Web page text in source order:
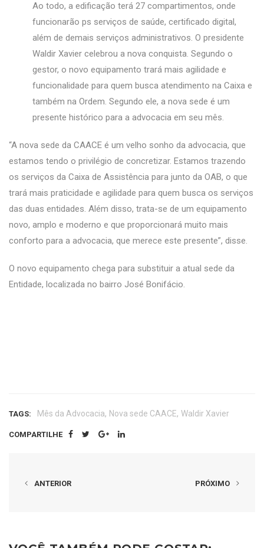
Ao todo, a edificação terá 27 compartimentos, onde
funcionarão ps serviços de saúde, certificado digital,
além de demais serviços administrativos. O presidente
Waldir Xavier celebrou a nova conquista. Segundo o
gestor, o novo equipamento trará mais agilidade e
funcionalidade para quem busca atendimento na Caixa e
também na Ordem. Segundo ele, a nova sede é um
presente histórico para a advocacia em seu mês.
“A nova sede da CAACE é um velho sonho da advocacia, que
estamos tendo o privilégio de concretizar. Estamos trazendo
os serviços da Caixa de Assistência para junto da OAB, o que
trará mais praticidade e agilidade para quem busca os serviços
das duas entidades. Além disso, trata-se de um equipamento
novo, amplo e moderno e que proporcionará muito mais
conforto para a advocacia, que merece este presente”, disse.
O novo equipamento chega para substituir a atual sede da
Entidade, localizada no bairro José Bonifácio.
TAGS: Mês da Advocacia, Nova sede CAACE, Waldir Xavier
COMPARTILHE
ANTERIOR PRÓXIMO